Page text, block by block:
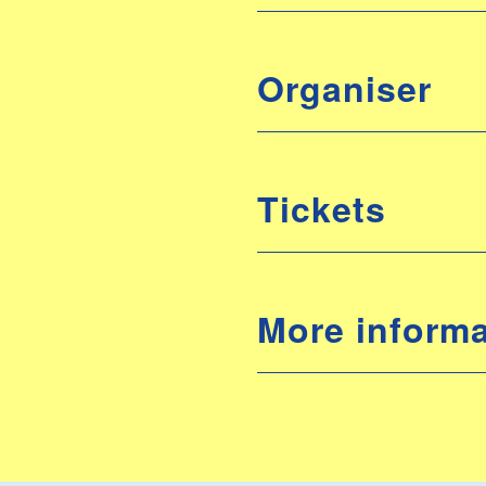
Organiser
Tickets
More